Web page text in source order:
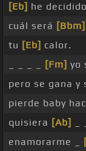
[Eb] he
cuál será [Bbm]
tu [Eb] calor.
[Fm] yo
pero se gana y
pierde baby
quisiera [Ab]
enamorarme _